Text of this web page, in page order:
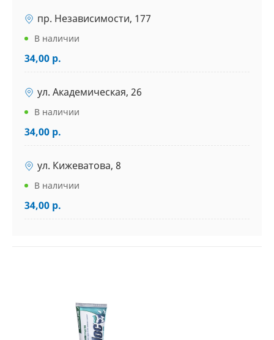
пр. Независимости, 177
В наличии
34,00 р.
ул. Академическая, 26
В наличии
34,00 р.
ул. Кижеватова, 8
В наличии
34,00 р.